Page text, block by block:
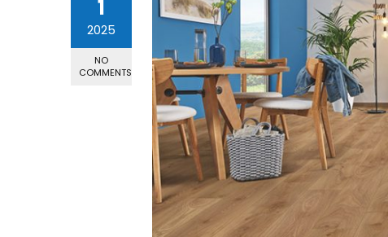
1
2025
NO
COMMENTS